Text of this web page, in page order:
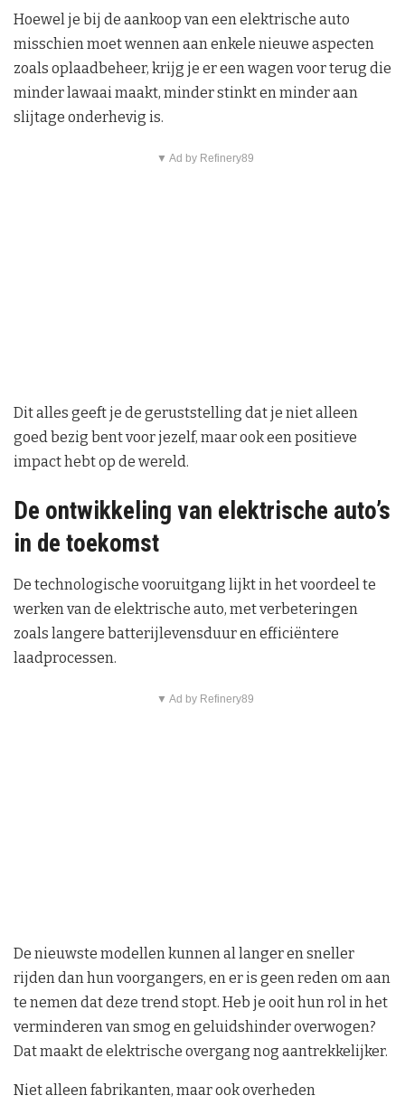
Hoewel je bij de aankoop van een elektrische auto
misschien moet wennen aan enkele nieuwe aspecten
zoals oplaadbeheer, krijg je er een wagen voor terug die
minder lawaai maakt, minder stinkt en minder aan
slijtage onderhevig is.
▼ Ad by Refinery89
Dit alles geeft je de geruststelling dat je niet alleen
goed bezig bent voor jezelf, maar ook een positieve
impact hebt op de wereld.
De ontwikkeling van elektrische auto’s
in de toekomst
De technologische vooruitgang lijkt in het voordeel te
werken van de elektrische auto, met verbeteringen
zoals langere batterijlevensduur en efficiëntere
laadprocessen.
▼ Ad by Refinery89
De nieuwste modellen kunnen al langer en sneller
rijden dan hun voorgangers, en er is geen reden om aan
te nemen dat deze trend stopt. Heb je ooit hun rol in het
verminderen van smog en geluidshinder overwogen?
Dat maakt de elektrische overgang nog aantrekkelijker.
Niet alleen fabrikanten, maar ook overheden